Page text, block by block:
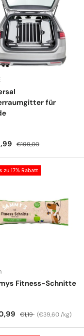
für
Normaler Preis
€199,00
zu 17% Rabatt
Fitness-Schnitte
Normaler Preis
€1,19 Grundpreis
€39,60 /kg